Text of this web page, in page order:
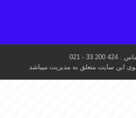
33 - 021
این سایت متعلق به مدیریت میباشد